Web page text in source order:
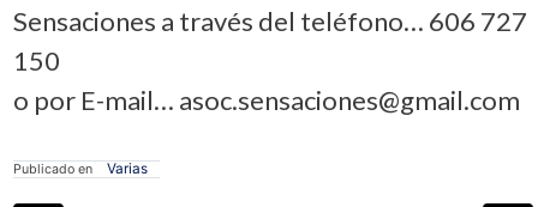
Sensaciones a través del teléfono… 606 727
150
o por E-mail… asoc.sensaciones@gmail.com
Publicado en Varias